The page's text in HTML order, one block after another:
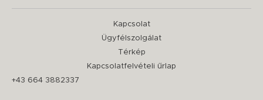
Kapcsolat
Ügyfélszolgálat
Térkép
Kapcsolatfelvételi űrlap
+43 664 3882337